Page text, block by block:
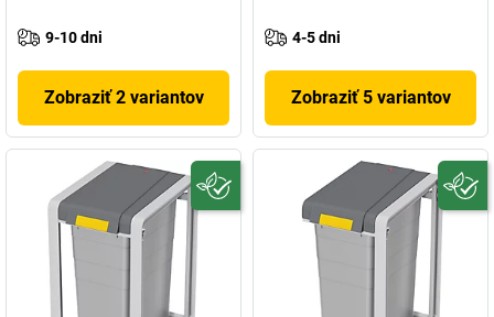
9-10 dni
Zobraziť 2 variantov
4-5 dni
Zobraziť 5 variantov